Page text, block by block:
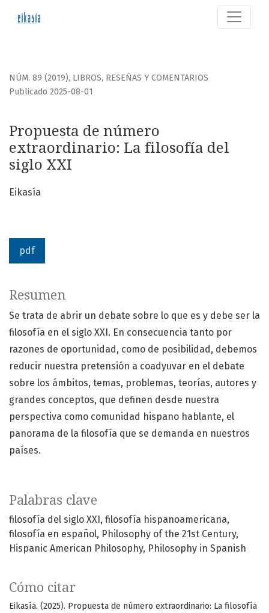
NÚM. 89 (2019), LIBROS, RESEÑAS Y COMENTARIOS
Propuesta de número
extraordinario: La filosofía del
siglo XXI
Publicado 2025-08-01
Eikasía
pdf
Palabras clave
filosofía del siglo XXI
filosofía hispanoamericana
filosofía en español Philosophy of the 21st Century
Hispanic American Philosophy Philosophy in Spanish
Cómo citar
Eikasía. (2025). Propuesta de número extraordinario: La filosofía
Resumen
Se trata de abrir un debate sobre lo que es y debe ser la
filosofía en el siglo XXI. En consecuencia tanto por
razones de oportunidad, como de posibilidad, debemos
reducir nuestra pretensión a coadyuvar en el debate
sobre los ámbitos, temas, problemas, teorías, autores y
grandes conceptos, que definen desde nuestra
perspectiva como comunidad hispano hablante, el
panorama de la filosofía que se demanda en nuestros
países.